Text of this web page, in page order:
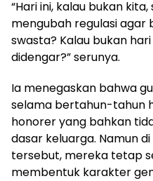
“Hari ini, kalau bukan
mengubah regulasi agar
swasta? Kalau bukan
didengar?” serunya.
Ia menegaskan bahwa
selama bertahun-tahun
honorer yang bahkan
dasar keluarga. Namun
tersebut, mereka tetap
membentuk karakter